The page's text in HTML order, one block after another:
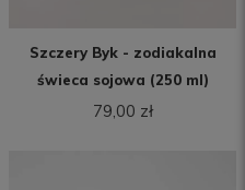
Szczery Byk - zodiakalna
świeca sojowa (250 ml)
79,00 zł